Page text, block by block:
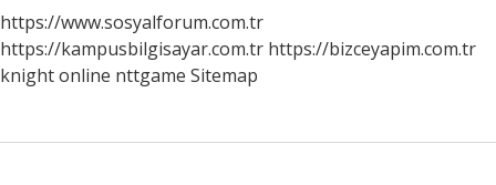
https://www.sosyalforum.com.tr
https://kampusbilgisayar.com.tr https://bizceyapim.com.tr
knight online nttgame Sitemap